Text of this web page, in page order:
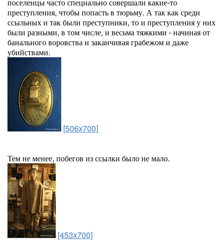
преступления, чтобы попасть в тюрьму. А так как среди
ссыльных и так были преступники, то и преступления у них
были разными, в том числе, и весьма тяжкими - начиная от
банального воровства и заканчивая грабежом и даже
убийствами.
[506x700]
Тем не менее, побегов из ссылки было не мало.
[453x700]